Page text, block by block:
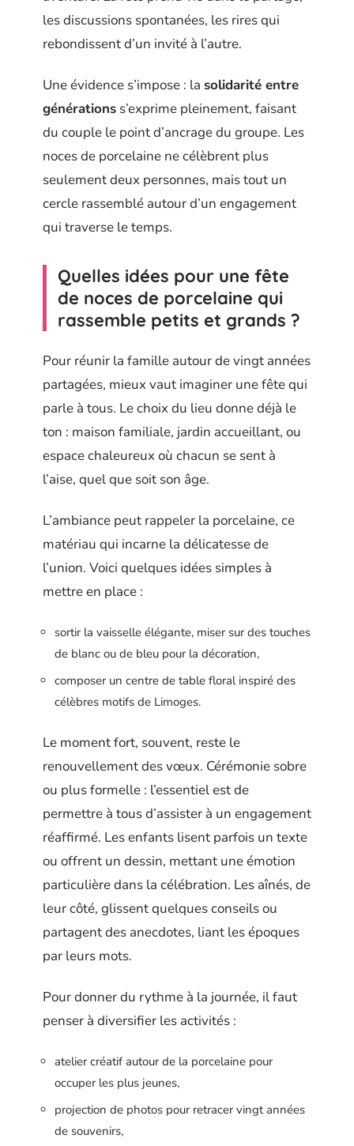
les discussions spontanées, les rires qui
rebondissent d’un invité à l’autre.
Une évidence s’impose : la solidarité entre
générations s’exprime pleinement, faisant
du couple le point d’ancrage du groupe. Les
noces de porcelaine ne célèbrent plus
seulement deux personnes, mais tout un
cercle rassemblé autour d’un engagement
qui traverse le temps.
Quelles idées pour une fête
de noces de porcelaine qui
rassemble petits et grands ?
Pour réunir la famille autour de vingt années
partagées, mieux vaut imaginer une fête qui
parle à tous. Le choix du lieu donne déjà le
ton : maison familiale, jardin accueillant, ou
espace chaleureux où chacun se sent à
l’aise, quel que soit son âge.
L’ambiance peut rappeler la porcelaine, ce
matériau qui incarne la délicatesse de
l’union. Voici quelques idées simples à
mettre en place :
sortir la vaisselle élégante, miser sur des touches
de blanc ou de bleu pour la décoration,
composer un centre de table floral inspiré des
célèbres motifs de Limoges.
Le moment fort, souvent, reste le
renouvellement des vœux. Cérémonie sobre
ou plus formelle : l’essentiel est de
permettre à tous d’assister à un engagement
réaffirmé. Les enfants lisent parfois un texte
ou offrent un dessin, mettant une émotion
particulière dans la célébration. Les aînés, de
leur côté, glissent quelques conseils ou
partagent des anecdotes, liant les époques
par leurs mots.
Pour donner du rythme à la journée, il faut
penser à diversifier les activités :
atelier créatif autour de la porcelaine pour
occuper les plus jeunes,
projection de photos pour retracer vingt années
de souvenirs,